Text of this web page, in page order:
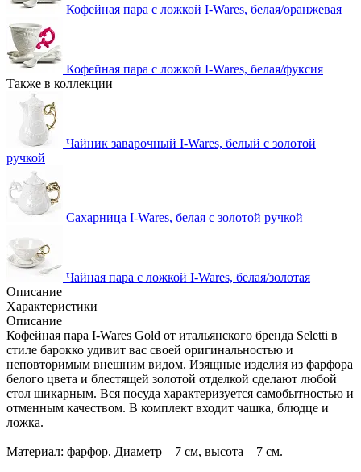
Кофейная пара с ложкой I-Wares, белая/оранжевая
Кофейная пара с ложкой I-Wares, белая/фуксия
Также в коллекции
Чайник заварочный I-Wares, белый с золотой
ручкой
Сахарница I-Wares, белая с золотой ручкой
Чайная пара с ложкой I-Wares, белая/золотая
Описание
Характеристики
Описание
Кофейная пара I-Wares Gold от итальянского бренда Seletti в
стиле барокко удивит вас своей оригинальностью и
неповторимым внешним видом. Изящные изделия из фарфора
белого цвета и блестящей золотой отделкой сделают любой
стол шикарным. Вся посуда характеризуется самобытностью и
отменным качеством. В комплект входит чашка, блюдце и
ложка.
Материал: фарфор. Диаметр – 7 см, высота – 7 см.